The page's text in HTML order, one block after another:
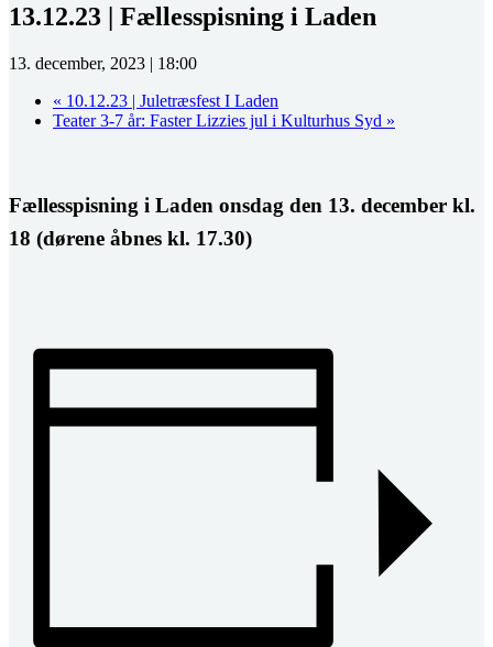
13.12.23 | Fællesspisning i Laden
13. december, 2023 | 18:00
« 10.12.23 | Juletræsfest I Laden
Teater 3-7 år: Faster Lizzies jul i Kulturhus Syd »
Fællesspisning i Laden onsdag den 13. december kl.
18 (dørene åbnes kl. 17.30)